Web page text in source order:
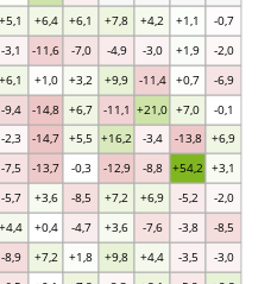
-8,9 +7,2 +1,8 +9,8 +4,4 -3,5 -3,0
+4,4 +0,4 -4,7 +3,6 -7,6 -3,8 -8,5
-5,7 +3,6 -8,5 +7,2 +6,9 -5,2 -2,0
-7,5 -13,7 -0,3 -12,9 -8,8 +54,2 +3,1
-2,3 -14,7 +5,5 +16,2 -3,4 -13,8 +6,9
-9,4 -14,8 +6,7 -11,1 +21,0 +7,0 -0,1
+6,1 +1,0 +3,2 +9,9 -11,4 +0,7 -6,9
-3,1 -11,6 -7,0 -4,9 -3,0 +1,9 -2,0
+5,1 +6,4 +6,1 +7,8 +4,2 +1,1 -0,7